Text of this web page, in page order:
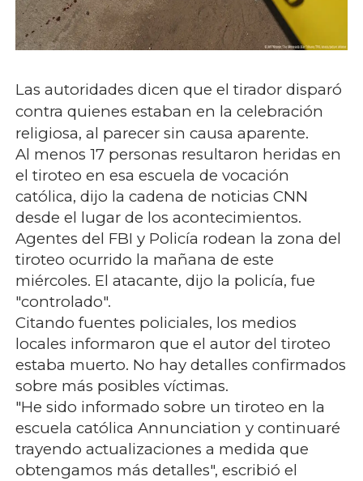
Las autoridades dicen que el tirador disparó
contra quienes estaban en la celebración
religiosa, al parecer sin causa aparente.
Al menos 17 personas resultaron heridas en
el tiroteo en esa escuela de vocación
católica, dijo la cadena de noticias CNN
desde el lugar de los acontecimientos.
Agentes del FBI y Policía rodean la zona del
tiroteo ocurrido la mañana de este
miércoles. El atacante, dijo la policía, fue
"controlado".
Citando fuentes policiales, los medios
locales informaron que el autor del tiroteo
estaba muerto. No hay detalles confirmados
sobre más posibles víctimas.
"He sido informado sobre un tiroteo en la
escuela católica Annunciation y continuaré
trayendo actualizaciones a medida que
obtengamos más detalles", escribió el